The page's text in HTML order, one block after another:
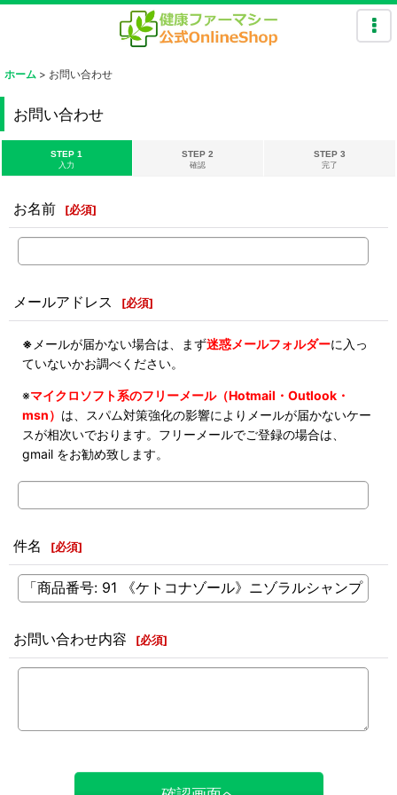
ホーム > お問い合わせ
お問い合わせ
STEP 1
入力
STEP 2
確認
STEP 3
完了
お名前 [必須]
メールアドレス [必須]
※ メールが届かない場合は、まず迷惑メールフォルダーに入っ
ていないかお調べください。
※マイクロソフト系のフリーメール（Hotmail・Outlook・
msn） は、スパム対策強化の影響によりメールが届かないケー
スが相次いでおります。フリーメールでご登録の場合は、
gmail をお勧め致します。
件名 [必須]
お問い合わせ内容 [必須]